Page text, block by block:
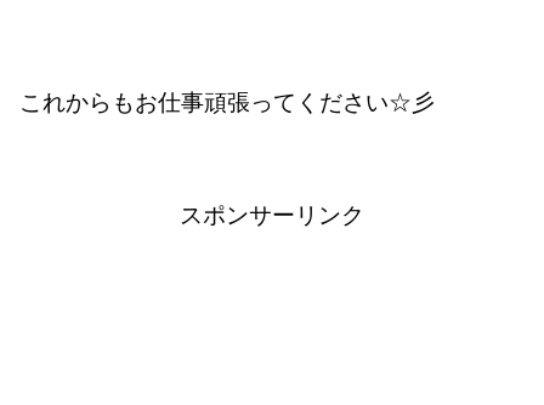
これからもお仕事頑張ってください☆彡
スポンサーリンク